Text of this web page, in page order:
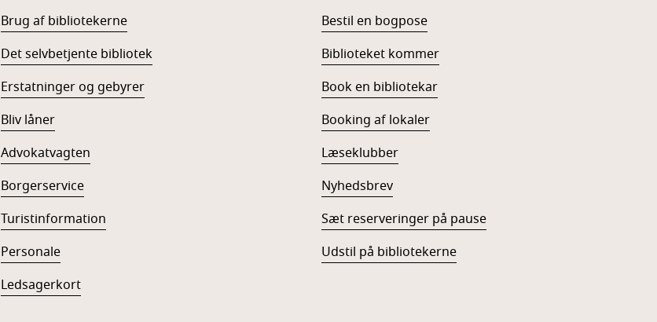
Brug af bibliotekerne
Det selvbetjente bibliotek
Erstatninger og gebyrer
Bliv låner
Advokatvagten
Borgerservice
Turistinformation
Personale
Ledsagerkort
Bestil en bogpose
Biblioteket kommer
Book en bibliotekar
Booking af lokaler
Læseklubber
Nyhedsbrev
Sæt reserveringer på pause
Udstil på bibliotekerne